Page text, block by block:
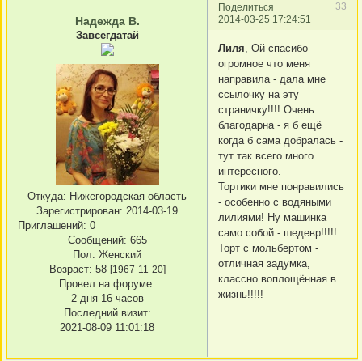
Поделиться
33
2014-03-25 17:24:51
Надежда В.
Завсегдатай
Откуда: Нижегородская область
Зарегистрирован: 2014-03-19
Приглашений: 0
Сообщений: 665
Пол: Женский
Возраст: 58 [1967-11-20]
Провел на форуме:
2 дня 16 часов
Последний визит:
2021-08-09 11:01:18
Лиля , Ой спасибо
огромное что меня
направила - дала мне
ссылочку на эту
страничку!!!! Очень
благодарна - я б ещё
когда б сама добралась -
тут так всего много
интересного.
Тортики мне понравились
- особенно с водяными
лилиями! Ну машинка
само собой - шедевр!!!!!
Торт с мольбертом -
отличная задумка,
классно воплощённая в
жизнь!!!!!